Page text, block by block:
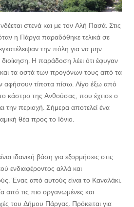
στενά και με τον Αλή Πασά. Στις
η Πάργα παραδόθηκε τελικά σε
την πόλη για να μην
Η παράδοση λέει ότι έφυγαν
τα οστά των προγόνων τους από τα
αφήσουν τίποτα πίσω. Λίγο έξω από
κάστρο της Ανθούσας, που έχτισε ο
την περιοχή. Σήμερα αποτελεί ένα
θέα προς το Ιόνιο.
ιδανική βάση για εξορμήσεις στις
ενδιαφέροντος αλλά και
Ένας από αυτούς είναι το Καναλάκι.
από τις πιο οργανωμένες και
του Δήμου Πάργας. Πρόκειται για